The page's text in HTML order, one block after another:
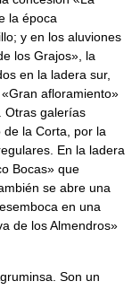
la época
y en los aluviones
los Grajos», la
en la ladera sur,
afloramiento»
Otras galerías
la Corta, por la
En la ladera
Bocas» que
se abre una
en una
de los Almendros»
Son un